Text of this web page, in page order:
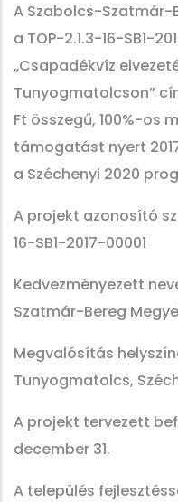
A Szabolcs-Szatmár-
a TOP-2.1.3-16-SB1-
„Csapadékvíz
Tunyogmatolcson”
Ft összegű, 100%-os
támogatást nyert
a Széchenyi 2020
A projekt
16-SB1-2017-00001
Szatmár-Bereg
Megvalósítás
Tunyogmatolcs,
A projekt
december 31.
A település